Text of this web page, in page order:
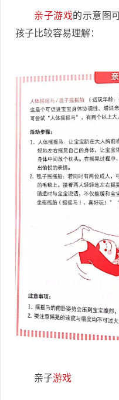
亲子游戏的示意图
孩子比较容易理解：
亲子游戏